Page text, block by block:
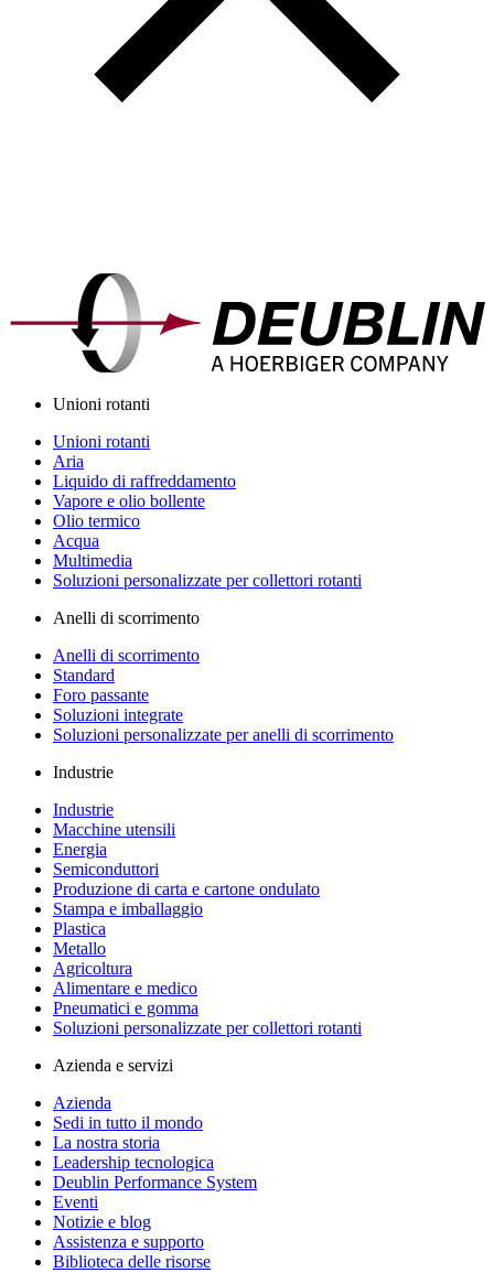
Unioni rotanti
Unioni rotanti
Aria
Liquido di raffreddamento
Vapore e olio bollente
Olio termico
Acqua
Multimedia
Soluzioni personalizzate per collettori rotanti
Anelli di scorrimento
Anelli di scorrimento
Standard
Foro passante
Soluzioni integrate
Soluzioni personalizzate per anelli di scorrimento
Industrie
Industrie
Macchine utensili
Energia
Semiconduttori
Produzione di carta e cartone ondulato
Stampa e imballaggio
Plastica
Metallo
Agricoltura
Alimentare e medico
Pneumatici e gomma
Soluzioni personalizzate per collettori rotanti
Azienda e servizi
Azienda
Sedi in tutto il mondo
La nostra storia
Leadership tecnologica
Deublin Performance System
Eventi
Notizie e blog
Assistenza e supporto
Biblioteca delle risorse